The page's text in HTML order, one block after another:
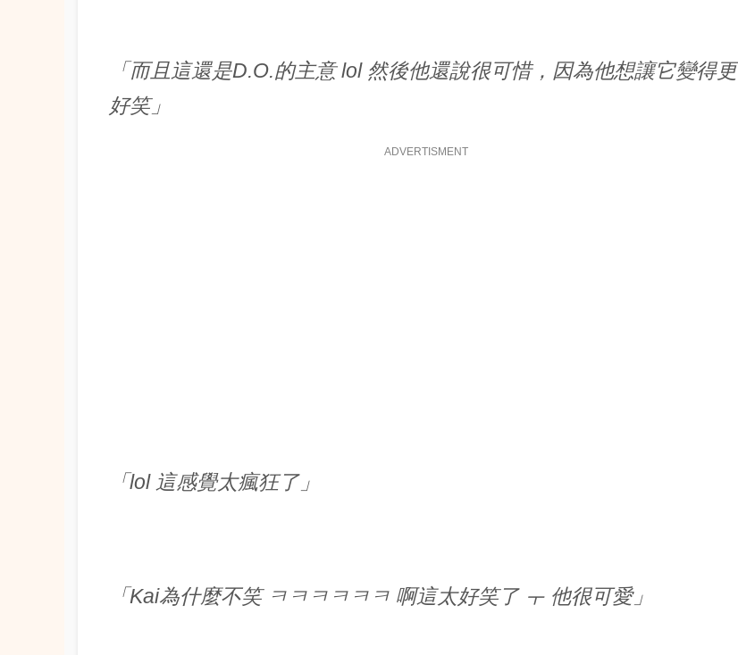
「而且這還是D.O.的主意 lol 然後他還說很可惜，因為他想讓它變得更
好笑」
ADVERTISMENT
「lol 這感覺太瘋狂了」
「Kai為什麼不笑 ㅋㅋㅋㅋㅋㅋ 啊這太好笑了 ㅜ 他很可愛」